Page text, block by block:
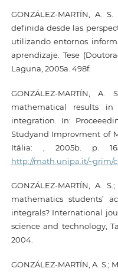
GONZÁLEZ-MARTÍN, A.
definida desde las
utilizando entornos
aprendizaje. Tese
Laguna, 2005a. 498f.
GONZÁLEZ-MARTÍN,
mathematical results
integration. In:
Studyand Improvment of
Itália: , 2005b. p.
http://math.unipa.it/~grim/
GONZÁLEZ-MARTÍN, A.
mathematics students’
integrals? International
science and technology,
2004.
GONZÁLEZ-MARTÍN, A. S.;